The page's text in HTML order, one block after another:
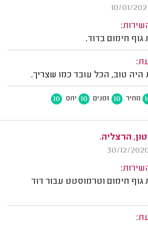
חימום בדוד.
היה טוב, הכל עובד כמו שצריך.
מחיר 10 זמנים 10 יחס 10
הרצליה.
חימום וטרמוסטט עבור דוד